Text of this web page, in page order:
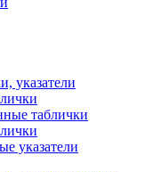
указатели
таблички
указатели